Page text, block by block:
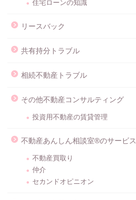
住宅ローンの知識
リースバック
共有持分トラブル
相続不動産トラブル
その他不動産コンサルティング
投資用不動産の賃貸管理
不動産あんしん相談室®のサービス
不動産買取り
仲介
セカンドオピニオン